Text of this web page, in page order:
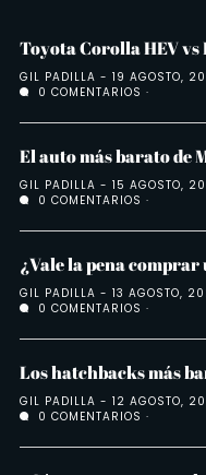
Toyota Corolla HEV vs
GIL PADILLA
19 AGOSTO,
0 COMENTARIOS
El auto más barato de
GIL PADILLA
15 AGOSTO,
0 COMENTARIOS
¿Vale la pena comprar
GIL PADILLA
13 AGOSTO,
0 COMENTARIOS
Los hatchbacks más
GIL PADILLA
12 AGOSTO,
0 COMENTARIOS